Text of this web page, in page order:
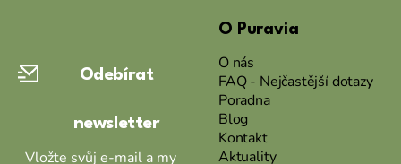
Odebírat
newsletter
Vložte svůj e-mail a my
O Puravia
O nás
FAQ - Nejčastější dotazy
Poradna
Blog
Kontakt
Aktuality